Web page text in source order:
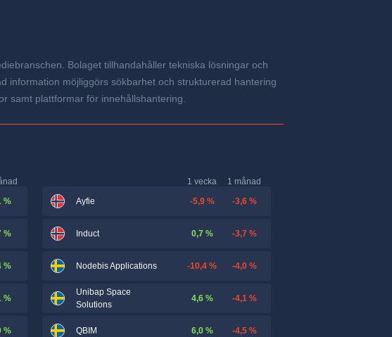
Bolaget tillhandahåller tekniska lösningar och
information möjliggörs sökbarhet och strukturerad hantering
samt plattformar för innehållshantering.
%
%
%
%
%
1 vecka
1 månad
Ayfie
-5,9 % -3,6 %
Induct 0,7 % -3,7 %
Nodebis Applications -10,4 % -4,0 %
Unibap Space
Solutions
4,6 % -4,1 %
QBIM 6,0 % -4,5 %